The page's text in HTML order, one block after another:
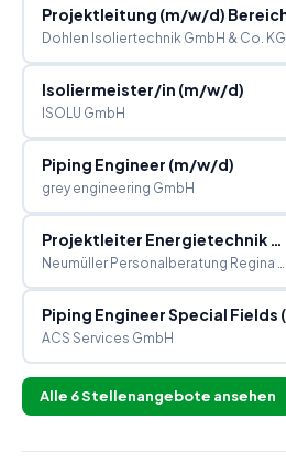
Dohlen Isoliertechnik GmbH & Co. KG
Isoliermeister/in (m/w/d)
ISOLU GmbH
Piping Engineer (m/w/d)
grey engineering GmbH
Projektleiter Energietechnik (m/w/d)
Neumüller Personalberatung Regina Neumüller e.K.
ACS Services GmbH
Alle 6Stellenangebote ansehen